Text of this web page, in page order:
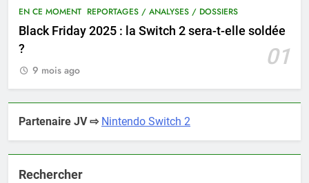
EN CE MOMENT REPORTAGES / ANALYSES / DOSSIERS
Black Friday 2025 : la Switch 2 sera-t-elle soldée
?
01
9 mois ago
Partenaire JV ⇨ Nintendo Switch 2
Rechercher